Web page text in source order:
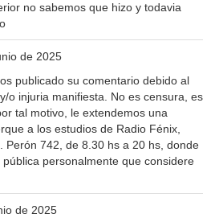
no sabemos que hizo y todavia
de 2025
publicado su comentario debido al
o injuria manifiesta. No es censura, es
tal motivo, le extendemos una
a los estudios de Radio Fénix,
Perón 742, de 8.30 hs a 20 hs, donde
personalmente que considere
de 2025